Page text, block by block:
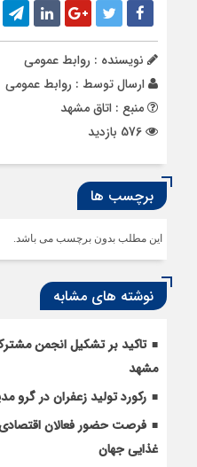
نویسنده : روابط عمومی
ارسال توسط : روابط عمومی
منبع : اتاق مشهد
برچسب ها
این مطلب بدون برچسب می باشد.
نوشته های مشابه
تاکید بر تشکیل انجمن مشترک
مشهد
رکورد تولید زعفران در گرو
فرصت حضور فعالان
غذایی جهان